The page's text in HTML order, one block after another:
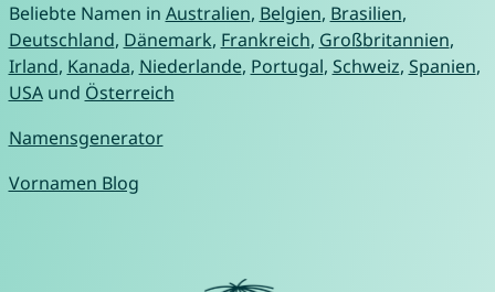
Beliebte Namen in Australien, Belgien, Brasilien,
Deutschland, Dänemark, Frankreich, Großbritannien,
Irland, Kanada, Niederlande, Portugal, Schweiz, Spanien,
USAund Österreich
Namensgenerator
Vornamen Blog